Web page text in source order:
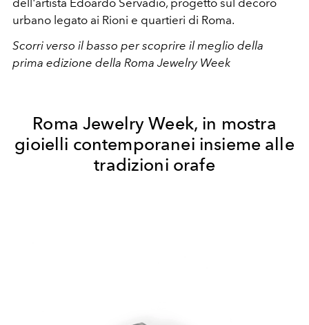
dell'artista Edoardo Servadio, progetto sul decoro
urbano legato ai Rioni e quartieri di Roma.
Scorri verso il basso per scoprire il meglio della
prima edizione della Roma Jewelry Week
Roma Jewelry Week, in mostra
gioielli contemporanei insieme alle
tradizioni orafe